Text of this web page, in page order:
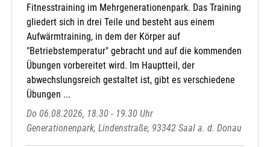
Fitnesstraining im Mehrgenerationenpark. Das Training
gliedert sich in drei Teile und besteht aus einem
Aufwärmtraining, in dem der Körper auf
"Betriebstemperatur" gebracht und auf die kommenden
Übungen vorbereitet wird. Im Hauptteil, der
abwechslungsreich gestaltet ist, gibt es verschiedene
Übungen ...
Do 06.08.2026, 18.30 - 19.30 Uhr
Generationenpark, Lindenstraße, 93342 Saal a. d. Donau